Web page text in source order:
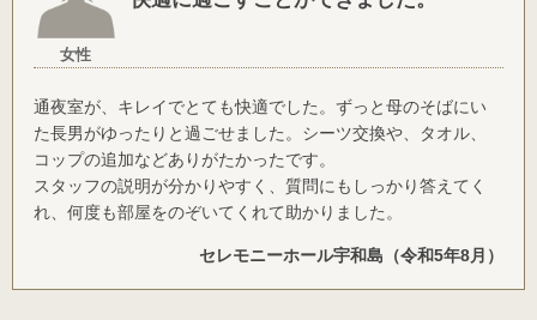
女性
通夜室が、キレイでとても快適でした。ずっと母のそばにい
た長男がゆったりと過ごせました。シーツ交換や、タオル、
コップの追加などありがたかったです。
スタッフの説明が分かりやすく、質問にもしっかり答えてく
れ、何度も部屋をのぞいてくれて助かりました。
セレモニーホール宇和島（令和5年8月）